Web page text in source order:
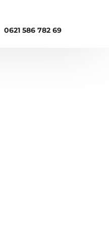
0621 586 782 69